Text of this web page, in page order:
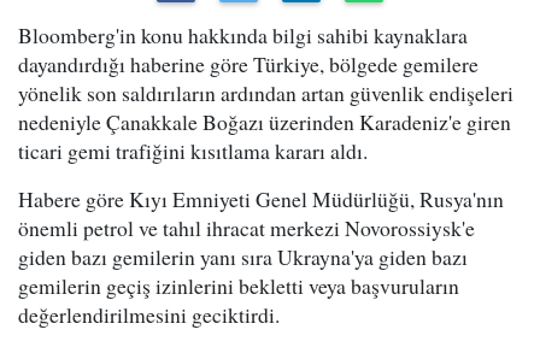
Bloomberg'in konu hakkında bilgi sahibi kaynaklara
dayandırdığı haberine göre Türkiye, bölgede gemilere
yönelik son saldırıların ardından artan güvenlik endişeleri
nedeniyle Çanakkale Boğazı üzerinden Karadeniz'e giren
ticari gemi trafiğini kısıtlama kararı aldı.
Habere göre Kıyı Emniyeti Genel Müdürlüğü, Rusya'nın
önemli petrol ve tahıl ihracat merkezi Novorossiysk'e
giden bazı gemilerin yanı sıra Ukrayna'ya giden bazı
gemilerin geçiş izinlerini bekletti veya başvuruların
değerlendirilmesini geciktirdi.